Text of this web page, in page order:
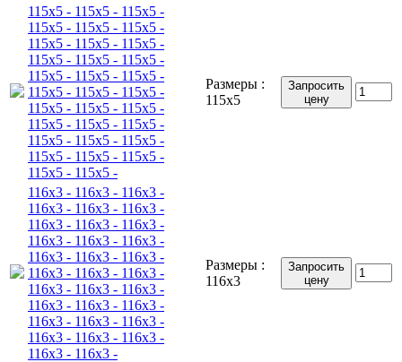
115x5 - 115x5 - 115x5 -
115x5 - 115x5 - 115x5 -
115x5 - 115x5 - 115x5 -
115x5 - 115x5 - 115x5 -
115x5 - 115x5 - 115x5 -
115x5 - 115x5 - 115x5 -
115x5 - 115x5 - 115x5 -
115x5 - 115x5 - 115x5 -
115x5 - 115x5 - 115x5 -
115x5 - 115x5 - 115x5 -
115x5 - 115x5 -
Размеры :
115x5
Запросить
цену
116x3 - 116x3 - 116x3 -
116x3 - 116x3 - 116x3 -
116x3 - 116x3 - 116x3 -
116x3 - 116x3 - 116x3 -
116x3 - 116x3 - 116x3 -
116x3 - 116x3 - 116x3 -
116x3 - 116x3 - 116x3 -
116x3 - 116x3 - 116x3 -
116x3 - 116x3 - 116x3 -
116x3 - 116x3 - 116x3 -
116x3 - 116x3 -
Размеры :
116x3
Запросить
цену